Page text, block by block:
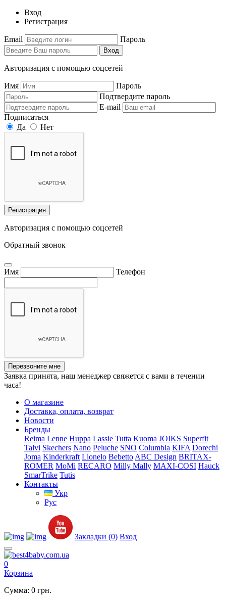
Вход
Регистрация
Email Пароль
Вход
Авторизация с помощью соцсетей
Имя
Пароль
Подтвердите пароль
E-mail
Подписаться
Да
Нет
Регистрация
Авторизация с помощью соцсетей
Обратный звонок
Имя Телефон
Перезвоните мне
Заявка принята, наш менеджер свяжется с вами в течении
часа!
О магазине
Доставка, оплата, возврат
Новости
Бренды
Reima Lenne Huppa Lassie Tutta Kuoma JOIKS Superfit
Talvi Skechers Nano Peluche SNO Columbia KIFA Dorechi
Joma Kinderkraft Lionelo Bebetto ABC Design BRITAX-
ROMER MoMi RECARO Milly Mally MAXI-COSI Hauck
SmarTrike Tutis
Контакты
Укр
Рус
Закладки (0) Вход
0
Корзина
Сумма: 0 грн.